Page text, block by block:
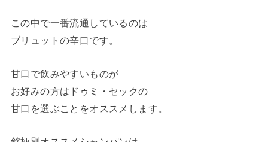
この中で一番流通しているのは
ブリュットの辛口です。
甘口で飲みやすいものが
お好みの方はドゥミ・セックの
甘口を選ぶことをオススメします。